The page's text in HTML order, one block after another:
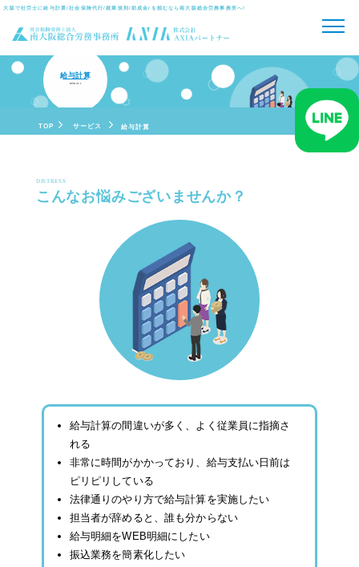
大阪で社労士に給与計算/社会保険代行/就業規則/助成金/を頼むなら 南大阪総合労務事務所へ!
TOP サービス 給与計算
給与計算
PAYROLL
DISTRESS
こんなお悩みございませんか？
給与計算の間違いが多く、よく従業員に指摘さ
れる
非常に時間がかかっており、給与支払い日前は
ピリピリしている
法律通りのやり方で給与計算を実施したい
担当者が辞めると、誰も分からない
給与明細をWEB明細にしたい
振込業務を簡素化したい